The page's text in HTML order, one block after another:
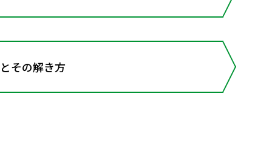
その解き方